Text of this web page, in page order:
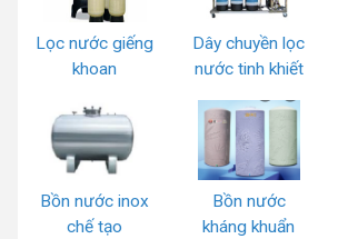
Lọc nước giếng
khoan
Dây chuyền lọc
nước tinh khiết
Bồn nước inox
chế tạo
Bồn nước
kháng khuẩn